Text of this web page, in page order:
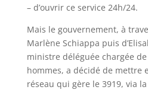
– d’ouvrir ce service 24h/24.
Mais le gouvernement, à
Marlène Schiappa puis
ministre déléguée chargée de
hommes, a décidé de mettre
réseau qui gère le 3919, via